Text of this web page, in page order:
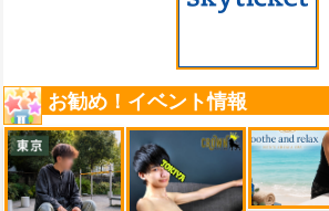
お勧め！イベント情報